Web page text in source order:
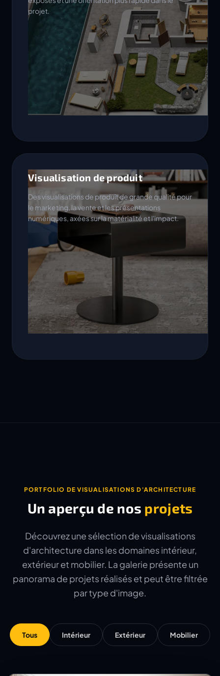
projet.
Visualisation de produit
Des visualisations de produit de grande qualité pour
le marketing, la vente et les présentations
numériques, axées sur la matérialité et l'impact.
PORTFOLIO DE VISUALISATIONS D'ARCHITECTURE
Un aperçu de nos projets
Découvrez une sélection de visualisations
d'architecture dans les domaines intérieur,
extérieur et mobilier. La galerie présente un
panorama de projets réalisés et peut être filtrée
par type d'image.
Tous Intérieur Extérieur Mobilier